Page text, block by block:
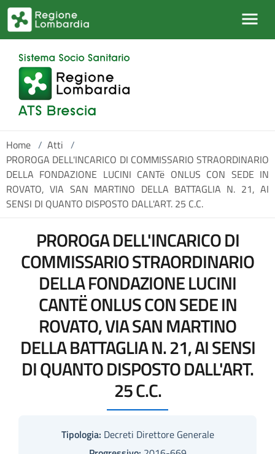
Salta al contenuto principale
Home / Atti /
PROROGA DELL'INCARICO DI COMMISSARIO STRAORDINARIO
DELLA FONDAZIONE LUCINI CANTë ONLUS CON SEDE IN
ROVATO, VIA SAN MARTINO DELLA BATTAGLIA N. 21, AI
SENSI DI QUANTO DISPOSTO DALL'ART. 25 C.C.
PROROGA DELL'INCARICO DI
COMMISSARIO STRAORDINARIO
DELLA FONDAZIONE LUCINI
CANTË ONLUS CON SEDE IN
ROVATO, VIA SAN MARTINO
DELLA BATTAGLIA N. 21, AI SENSI
DI QUANTO DISPOSTO DALL'ART.
25 C.C.
Tipologia: Decreti Direttore Generale